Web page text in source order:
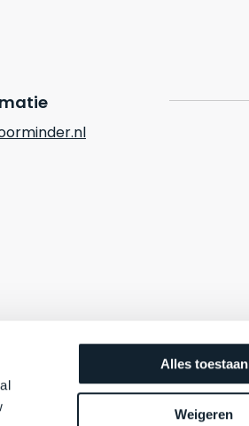
Alles toestaan
Weigeren